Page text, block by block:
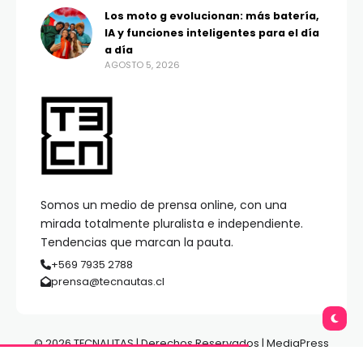
Somos un medio de prensa online, con una
mirada totalmente pluralista e independiente.
Tendencias que marcan la pauta.
+569 7935 2788
prensa@tecnautas.cl
Los moto g evolucionan: más batería,
IA y funciones inteligentes para el día
a día
AGOSTO 5, 2026
© 2026 TECNAUTAS | Derechos Reservados | MediaPress